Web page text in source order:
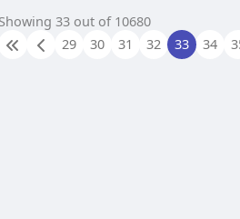
ြည့်ရှုခဲ့သည်။
င်းအပြင် ဂြိုဟ်တုအခြေပြုရှာဖွေက
33 out of 10680
29
30 31 32 33 34